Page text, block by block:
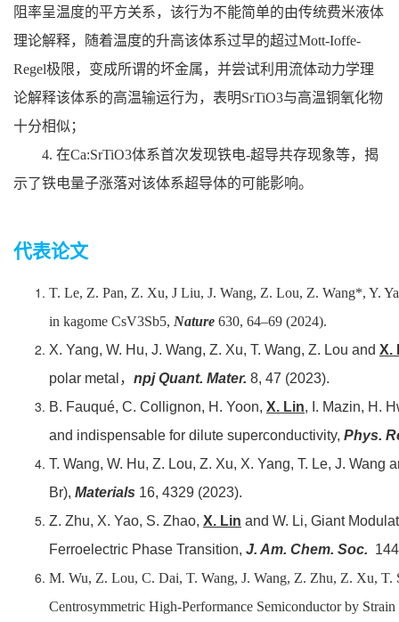
阻率呈温度的平方关系，该行为不能简单的由传统费米液体
理论解释，随着温度的升高该体系过早的超过Mott-Ioffe-
Regel极限，变成所谓的坏金属，并尝试利用流体动力学理
论解释该体系的高温输运行为，表明SrTiO3与高温铜氧化物
十分相似；
4. 在Ca:SrTiO3体系首次发现铁电-超导共存现象等，揭
示了铁电量子涨落对该体系超导体的可能影响。
代表论文
T. Le, Z. Pan, Z. Xu, J Liu, J. Wang, Z. Lou, Z. Wang*, Y.
in kagome CsV3Sb5, Nature 630, 64–69 (2024).
X. Yang, W. Hu, J. Wang, Z. Xu, T. Wang, Z. Lou and X.
polar metal ， npj Quant. Mater. 8, 47 (2023).
B. Fauqué, C. Collignon, H. Yoon, X. Lin, I. Mazin, H.
and indispensable for dilute superconductivity, Phys.
T. Wang, W. Hu, Z. Lou, Z. Xu, X. Yang, T. Le, J. Wang
Br), Materials 16, 4329 (2023).
Z. Zhu, X. Yao, S. Zhao, X. Lin and W. Li, Giant
Ferroelectric Phase Transition, J. Am. Chem. Soc.
M. Wu, Z. Lou, C. Dai, T. Wang, J. Wang, Z. Zhu, Z. Xu,
Centrosymmetric High-Performance Semiconductor by